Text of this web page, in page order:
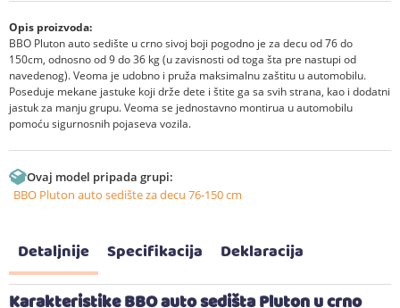
Opis proizvoda:
BBO Pluton auto sedište u crno sivoj boji pogodno je za decu od 76 do
150cm, odnosno od 9 do 36 kg (u zavisnosti od toga šta pre nastupi od
navedenog). Veoma je udobno i pruža maksimalnu zaštitu u automobilu.
Poseduje mekane jastuke koji drže dete i štite ga sa svih strana, kao i dodatni
jastuk za manju grupu. Veoma se jednostavno montirua u automobilu
pomoću sigurnosnih pojaseva vozila.
Ovaj model pripada grupi:
BBO Pluton auto sedište za decu 76-150 cm
Detaljnije Specifikacija Deklaracija
Karakteristike BBO auto sedišta Pluton u crno